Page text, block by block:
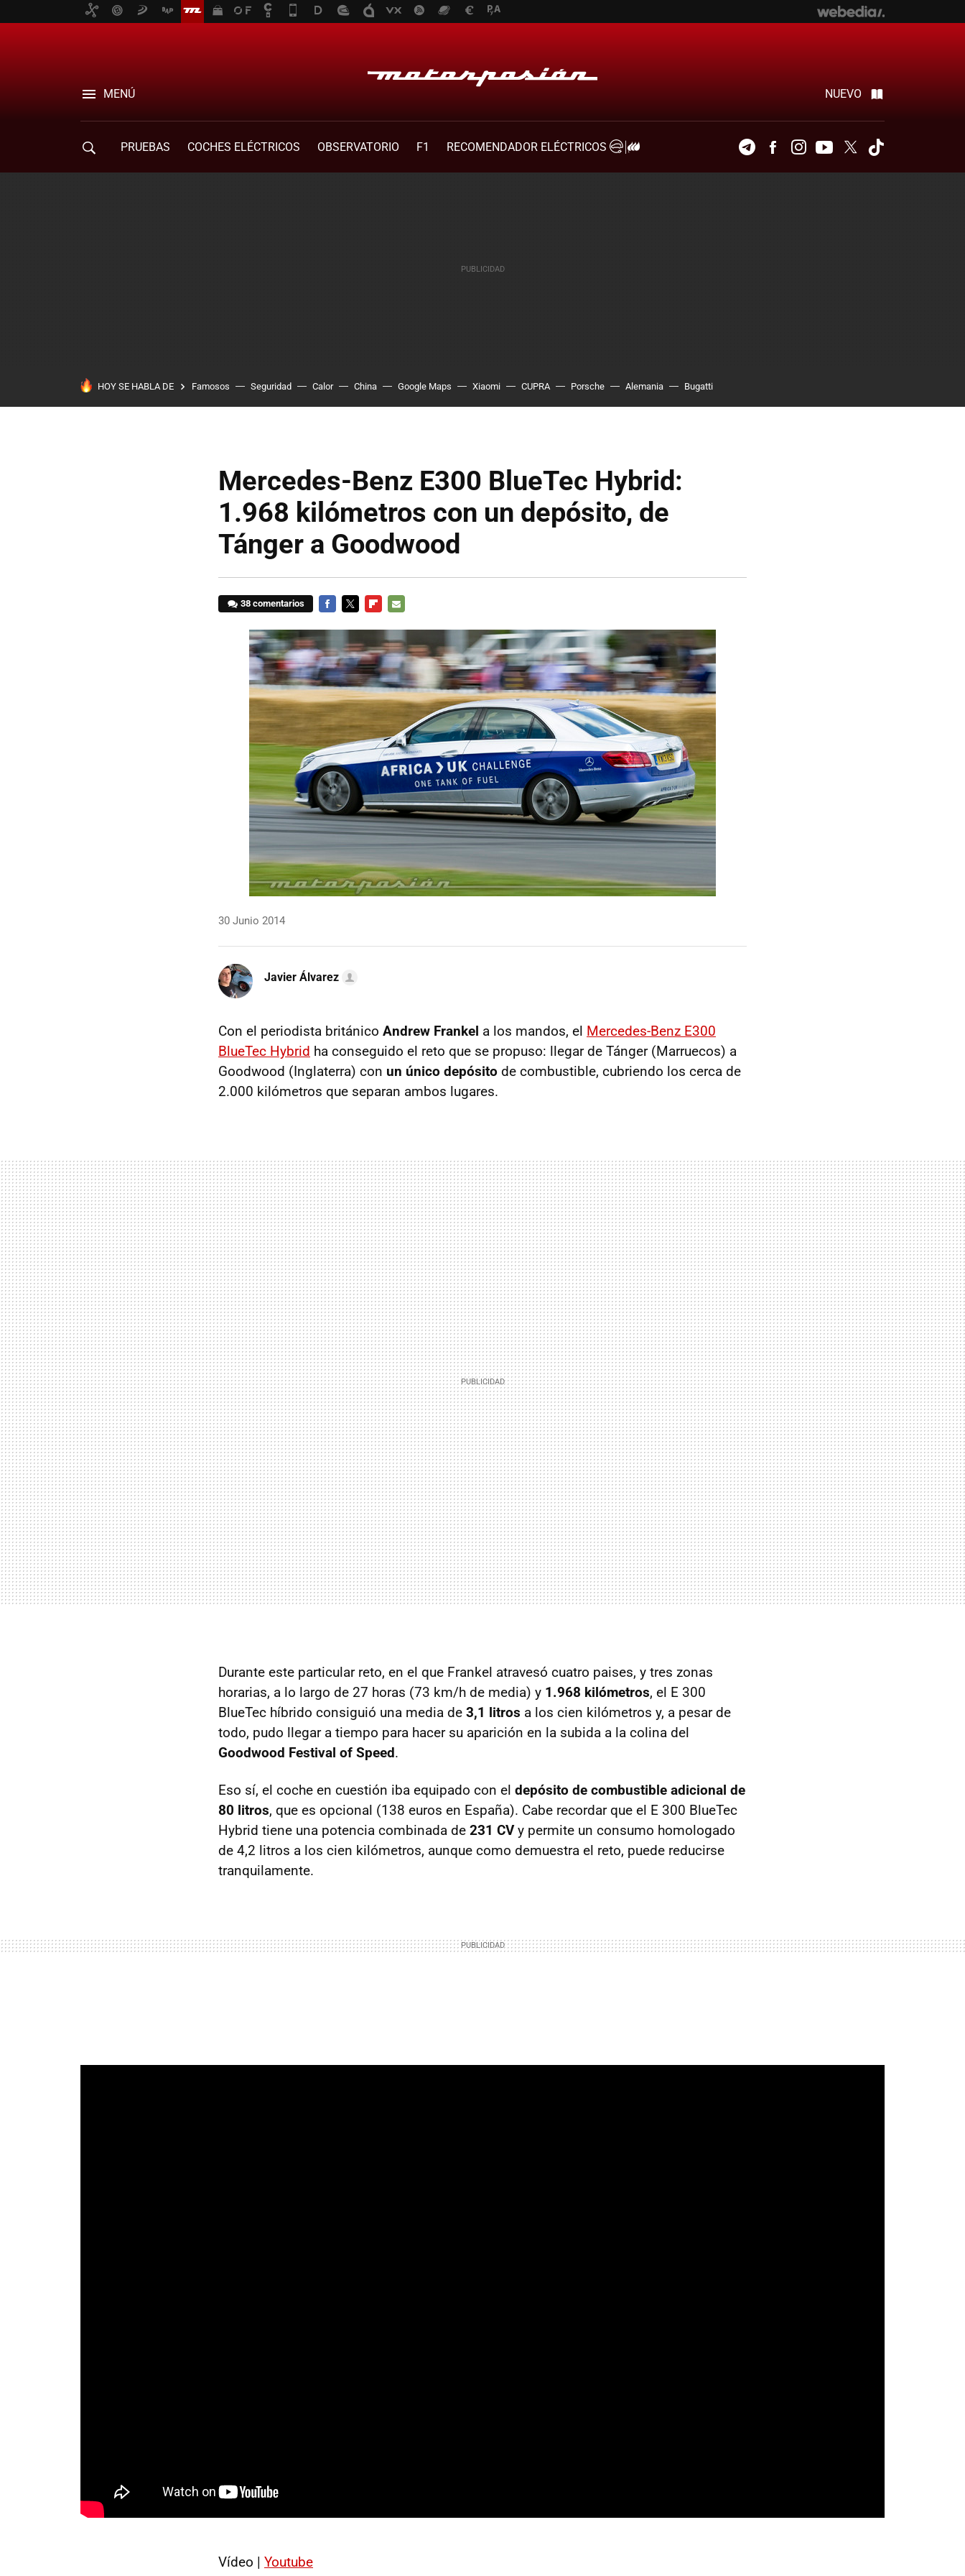
MENÚ NUEVO
PRUEBAS COCHES ELÉCTRICOS OBSERVATORIO F1
RECOMENDADOR ELÉCTRICOS
TelegramFacebookInstagramYoutubeTwitter
HOY SE HABLA DE Famosos Seguridad Calor China Google Maps Xiaomi CUPRA Porsche Alemania Bugatti
Mercedes-Benz E300 BlueTec Hybrid:
1.968 kilómetros con un depósito, de
Tánger a Goodwood
38 comentarios
MAIL
30 Junio 2014
Javier Álvarez
Con el periodista británico Andrew Frankel a los mandos, el Mercedes-Benz E300
BlueTec Hybrid ha conseguido el reto que se propuso: llegar de Tánger (Marruecos) a
Goodwood (Inglaterra) con un único depósito de combustible, cubriendo los cerca de
2.000 kilómetros que separan ambos lugares.
Durante este particular reto, en el que Frankel atravesó cuatro paises, y tres zonas
horarias, a lo largo de 27 horas (73 km/h de media) y 1.968 kilómetros, el E 300
BlueTec híbrido consiguió una media de 3,1 litros a los cien kilómetros y, a pesar de
todo, pudo llegar a tiempo para hacer su aparición en la subida a la colina del
Goodwood Festival of Speed.
Eso sí, el coche en cuestión iba equipado con el depósito de combustible adicional de
80 litros, que es opcional (138 euros en España). Cabe recordar que el E 300 BlueTec
Hybrid tiene una potencia combinada de 231 CVy permite un consumo homologado
de 4,2 litros a los cien kilómetros, aunque como demuestra el reto, puede reducirse
tranquilamente.
Vídeo | Youtube